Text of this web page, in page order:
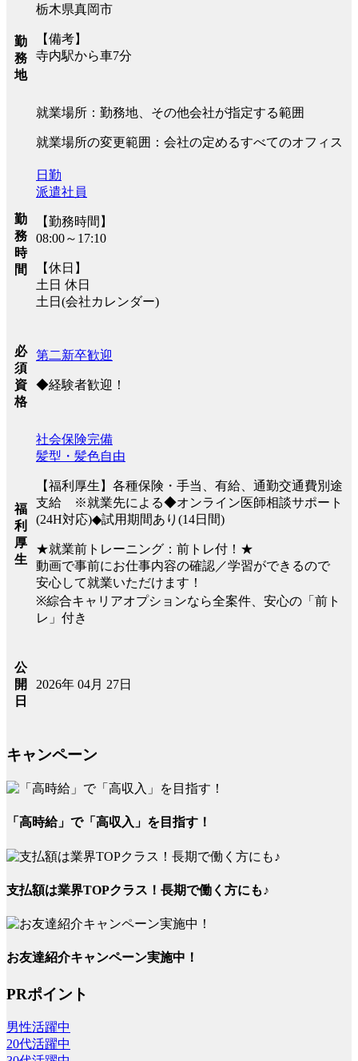
勤
務
地
栃木県真岡市
【備考】
寺内駅から車7分
就業場所：勤務地、その他会社が指定する範囲
就業場所の変更範囲：会社の定めるすべてのオフィス
勤
務
時
間
日勤
派遣社員
【勤務時間】
08:00～17:10
【休日】
土日 休日
土日(会社カレンダー)
必
須
資
格
第二新卒歓迎
◆経験者歓迎！
福
利
厚
生
社会保険完備
髪型・髪色自由
【福利厚生】各種保険・手当、有給、通勤交通費別途
支給 ※就業先による◆オンライン医師相談サポート
(24H対応)◆試用期間あり(14日間)
★就業前トレーニング：前トレ付！★
動画で事前にお仕事内容の確認／学習ができるので
安心して就業いただけます！
※綜合キャリアオプションなら全案件、安心の「前ト
レ」付き
公
開
日
2026年 04月 27日
キャンペーン
「高時給」で「高収入」を目指す！
支払額は業界TOPクラス！長期で働く方にも♪
お友達紹介キャンペーン実施中！
PRポイント
男性活躍中
20代活躍中